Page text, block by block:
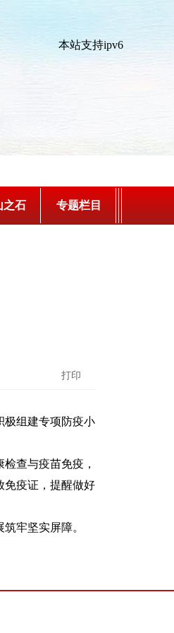
本站支持ipv6
之石 专题栏目
打印
极组建专项防疫小
查与疫苗免疫，
免疫证，提醒做好
牢坚实屏障。